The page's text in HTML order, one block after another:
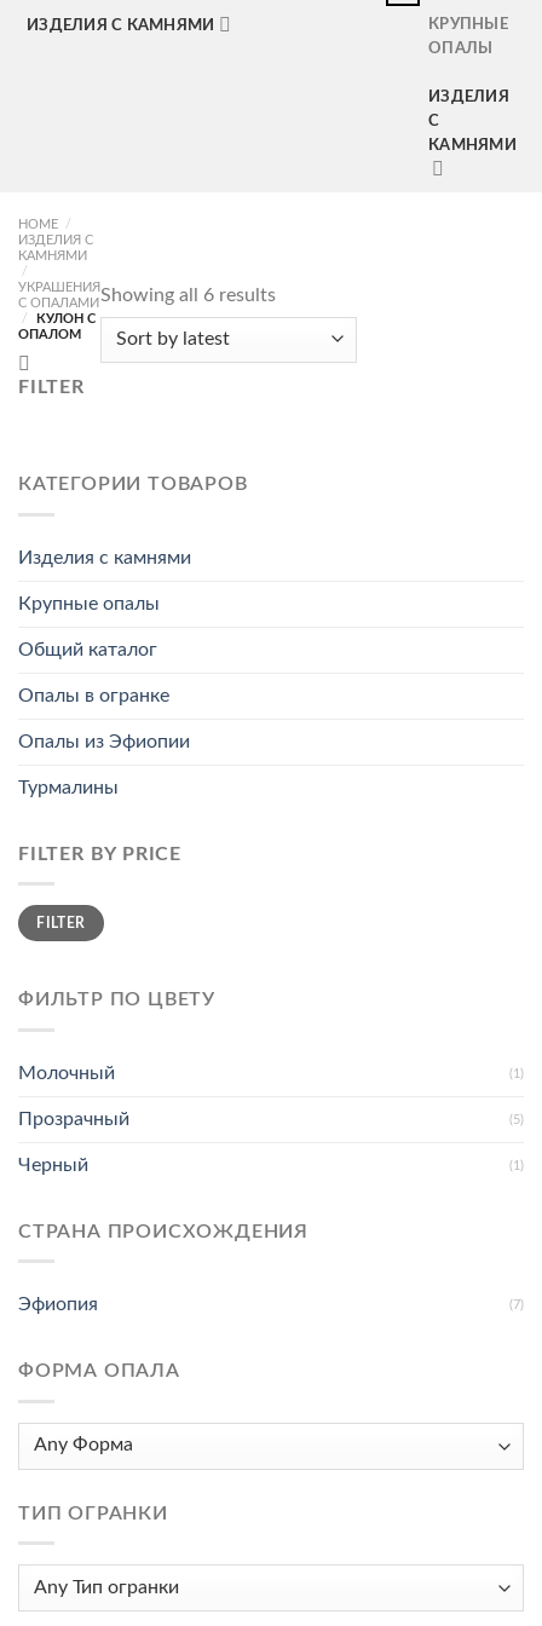
ИЗДЕЛИЯ С КАМНЯМИ
КРУПНЫЕ
ОПАЛЫ
ИЗДЕЛИЯ
С
КАМНЯМИ
HOME
/
ИЗДЕЛИЯ С
КАМНЯМИ
/
УКРАШЕНИЯ
С ОПАЛАМИ
/
КУЛОН С
ОПАЛОМ
FILTER
Showing all 6 results
КАТЕГОРИИ ТОВАРОВ
Изделия с камнями
Крупные опалы
Общий каталог
Опалы в огранке
Опалы из Эфиопии
Турмалины
FILTER BY PRICE
Min
price
Max
priceFILTER
ФИЛЬТР ПО ЦВЕТУ
Молочный (1)
Прозрачный (5)
Черный (1)
СТРАНА ПРОИСХОЖДЕНИЯ
Эфиопия (7)
ФОРМА ОПАЛА
ТИП ОГРАНКИ